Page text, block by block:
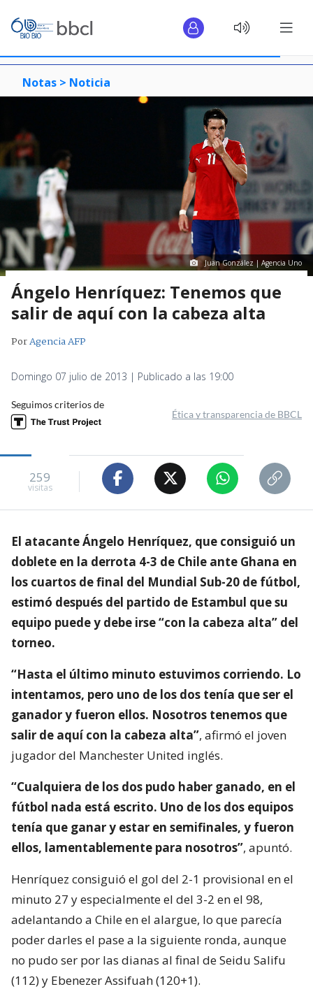
Notas > Noticia
Juan González | Agencia Uno
Ángelo Henríquez: Tenemos que
salir de aquí con la cabeza alta
PorAgencia AFP
Domingo 07 julio de 2013 | Publicado a las 19:00
Seguimos criterios de
Ética y transparencia de BBCL
259
visitas
El atacante Ángelo Henríquez, que consiguió un
doblete en la derrota 4-3 de Chile ante Ghana en
los cuartos de final del Mundial Sub-20 de fútbol,
estimó después del partido de Estambul que su
equipo puede y debe irse “con la cabeza alta” del
torneo.
“Hasta el último minuto estuvimos corriendo. Lo
intentamos, pero uno de los dos tenía que ser el
ganador y fueron ellos. Nosotros tenemos que
salir de aquí con la cabeza alta”, afirmó el joven
jugador del Manchester United inglés.
“Cualquiera de los dos pudo haber ganado, en el
fútbol nada está escrito. Uno de los dos equipos
tenía que ganar y estar en semifinales, y fueron
ellos, lamentablemente para nosotros”, apuntó.
Henríquez consiguió el gol del 2-1 provisional en el
minuto 27 y especialmente el del 3-2 en el 98,
adelantando a Chile en el alargue, lo que parecía
poder darles el pase a la siguiente ronda, aunque
no pudo ser por las dianas al final de Seidu Salifu
(112) y Ebenezer Assifuah (120+1).